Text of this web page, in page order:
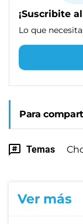
¡Suscribite
Lo que
Para
Temas
Ver más